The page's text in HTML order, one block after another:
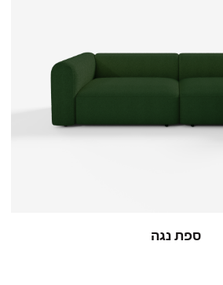
ספת נגה